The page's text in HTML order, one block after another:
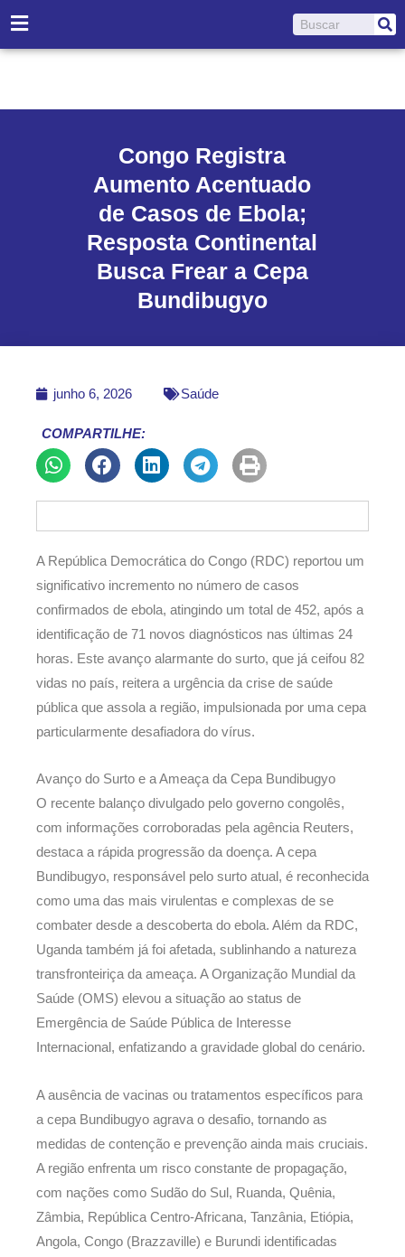
para
o
Pesquisar
Congo Registra
Aumento Acentuado
de Casos de Ebola;
Resposta Continental
Busca Frear a Cepa
Bundibugyo
junho 6, 2026 Saúde
COMPARTILHE:
A República Democrática do Congo (RDC) reportou um
significativo incremento no número de casos
confirmados de ebola, atingindo um total de 452, após a
identificação de 71 novos diagnósticos nas últimas 24
horas. Este avanço alarmante do surto, que já ceifou 82
vidas no país, reitera a urgência da crise de saúde
pública que assola a região, impulsionada por uma cepa
particularmente desafiadora do vírus.
Avanço do Surto e a Ameaça da Cepa Bundibugyo
O recente balanço divulgado pelo governo congolês,
com informações corroboradas pela agência Reuters,
destaca a rápida progressão da doença. A cepa
Bundibugyo, responsável pelo surto atual, é reconhecida
como uma das mais virulentas e complexas de se
combater desde a descoberta do ebola. Além da RDC,
Uganda também já foi afetada, sublinhando a natureza
transfronteiriça da ameaça. A Organização Mundial da
Saúde (OMS) elevou a situação ao status de
Emergência de Saúde Pública de Interesse
Internacional, enfatizando a gravidade global do cenário.
A ausência de vacinas ou tratamentos específicos para
a cepa Bundibugyo agrava o desafio, tornando as
medidas de contenção e prevenção ainda mais cruciais.
A região enfrenta um risco constante de propagação,
com nações como Sudão do Sul, Ruanda, Quênia,
Zâmbia, República Centro-Africana, Tanzânia, Etiópia,
Angola, Congo (Brazzaville) e Burundi identificadas